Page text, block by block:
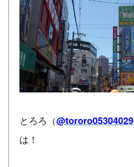
とろろ（@tororo05304029
は！